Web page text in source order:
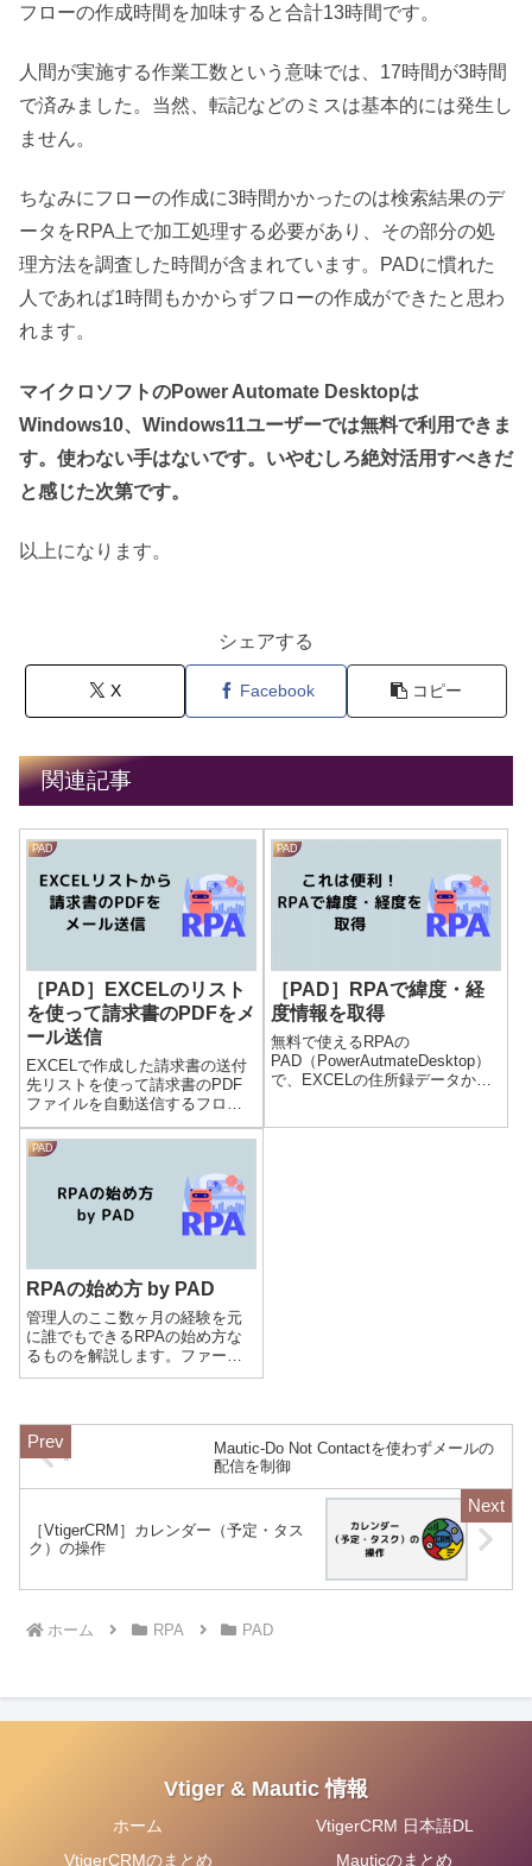
フローの作成時間を加味すると合計13時間です。
人間が実施する作業工数という意味では、17時間が3時間
で済みました。当然、転記などのミスは基本的には発生し
ません。
ちなみにフローの作成に3時間かかったのは検索結果のデ
ータをRPA上で加工処理する必要があり、その部分の処
理方法を調査した時間が含まれています。PADに慣れた
人であれば1時間もかからずフローの作成ができたと思わ
れます。
マイクロソフトのPower Automate Desktopは
Windows10、Windows11ユーザーでは無料で利用できま
す。使わない手はないです。いやむしろ絶対活用すべきだ
と感じた次第です。
以上になります。
シェアする
X Facebook コピー
関連記事
PAD
［PAD］EXCELのリスト
を使って請求書のPDFをメ
ール送信
EXCELで作成した請求書の送付
先リストを使って請求書のPDF
ファイルを自動送信するフロー
を作成してみました。事前準備
配布リストには、会社名、氏
名、メールアドレス、請求書番
号が記載されています。請求書
のPDFファイルの一部が、請求
書番号にな...
PAD
［PAD］RPAで緯度・経
度情報を取得
無料で使えるRPAの
PAD（PowerAutmateDesktop）
で、EXCELの住所録データから
PAD
RPAの始め方 by PAD
管理人のここ数ヶ月の経験を元
に誰でもできるRPAの始め方な
るものを解説します。ファース
トステップ ： インストール
気軽に取り組めるのがPADのい
いところですね。インストール
の手順は以...
Mautic-Do Not Contactを使わずメールの
配信を制御
［VtigerCRM］カレンダー（予定・タス
ク）の操作
ホーム RPA PAD
Vtiger & Mautic 情報
ホーム
VtigerCRM 日本語DL
VtigerCRMのまとめ
Mauticのまとめ